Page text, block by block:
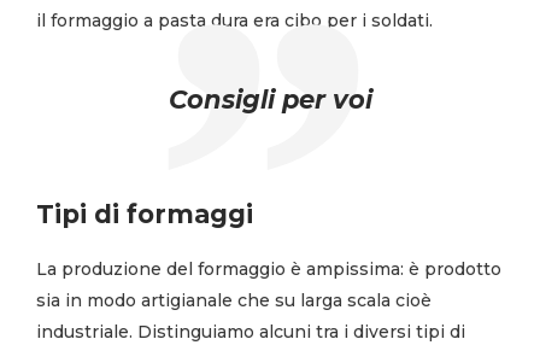
il formaggio a pasta dura era cibo per i soldati.
Consigli per voi
Tipi di formaggi
La produzione del formaggio è ampissima: è prodotto
sia in modo artigianale che su larga scala cioè
industriale. Distinguiamo alcuni tra i diversi tipi di